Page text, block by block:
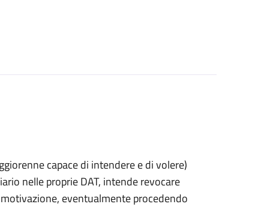
capace di intendere e di volere)
nelle proprie DAT, intende revocare
eventualmente procedendo